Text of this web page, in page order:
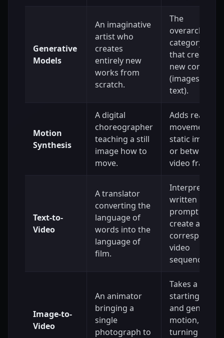
Generative
Models
An imaginative
artist who
creates
entirely new
works from
scratch.
The
overarching
category of AI
that creates
new content
(images,
text).
Motion
Synthesis
A digital
choreographer
teaching a still
image how to
move.
Adds realistic
movement to
static images
or between
video frames.
Text-to-
Video
A translator
converting the
language of
words into the
language of
film.
Interprets the
written
prompt to
create a
video
sequence.
Image-to-
Video
An animator
bringing a
single
photograph to
Takes a
starting
and generates
motion,
turning it into